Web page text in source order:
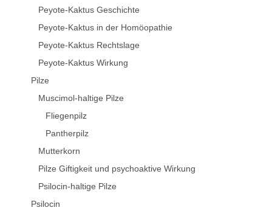
Peyote-Kaktus Geschichte
Peyote-Kaktus in der Homöopathie
Peyote-Kaktus Rechtslage
Peyote-Kaktus Wirkung
Pilze
Muscimol-haltige Pilze
Fliegenpilz
Pantherpilz
Mutterkorn
Pilze Giftigkeit und psychoaktive Wirkung
Psilocin-haltige Pilze
Psilocin